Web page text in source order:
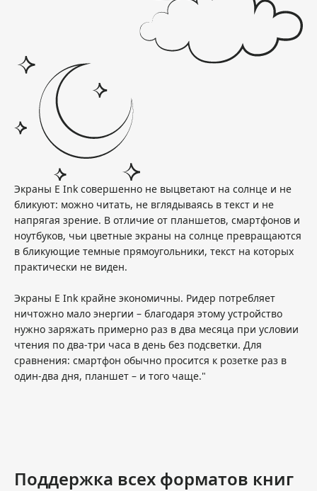
Экраны E Ink совершенно не выцветают на солнце и не
бликуют: можно читать, не вглядываясь в текст и не
напрягая зрение. В отличие от планшетов, смартфонов и
ноутбуков, чьи цветные экраны на солнце превращаются
в бликующие темные прямоугольники, текст на которых
практически не виден.
Экраны E Ink крайне экономичны. Ридер потребляет
ничтожно мало энергии – благодаря этому устройство
нужно заряжать примерно раз в два месяца при условии
чтения по два-три часа в день без подсветки. Для
сравнения: смартфон обычно просится к розетке раз в
один-два дня, планшет – и того чаще."
Поддержка всех форматов книг